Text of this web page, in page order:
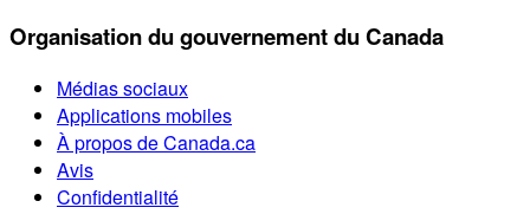
Organisation du gouvernement du Canada
Médias sociaux
Applications mobiles
À propos de Canada.ca
Avis
Confidentialité